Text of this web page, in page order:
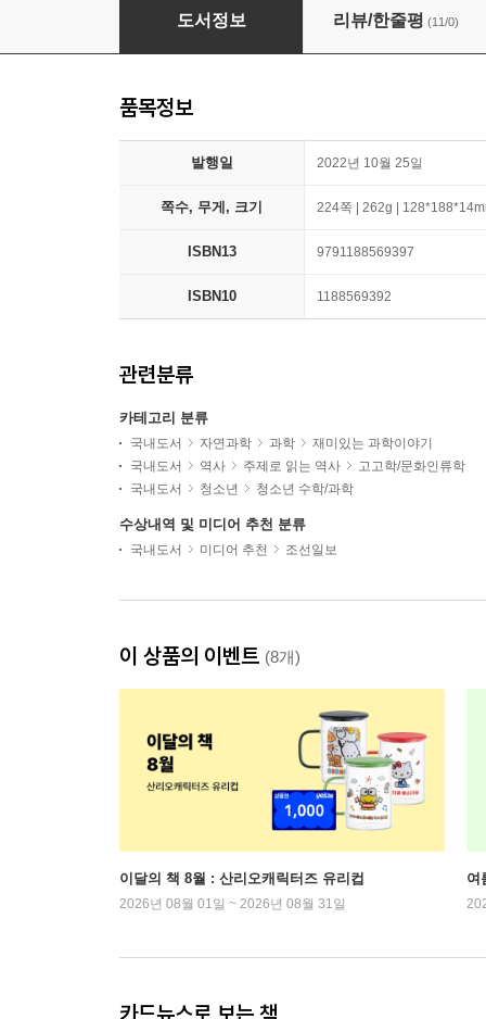
바닷속 타임캡슐 침몰선 이야기
도서정보 리뷰/한줄평 (11/0)
품목정보
발행일 2022년 10월 25일
쪽수, 무게, 크기 224쪽 | 262g |
ISBN13 9791188569397
ISBN10 1188569392
관련분류
카테고리 분류
국내도서 자연과학 과학
재미있는 과학이야기
국내도서
역사 주제로 읽는 역사
고고학/문화인류학
국내도서
청소년 청소년 수학/과학
수상내역 및 미디어 추천 분류
국내도서 미디어 추천 조선일보
이 상품의 이벤트 (8개)
이달의 책 8월 : 산리오캐릭터즈 유리컵
2026년 08월 01일 ~ 2026년 08월 31일
여
카드뉴스로 보는 책